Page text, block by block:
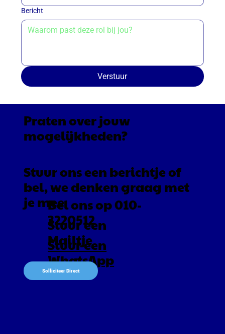
Bericht
Verstuur
Praten over jouw
mogelijkheden?
Stuur een
Mailtje
Stuur ons een berichtje of
bel, we denken graag met
je mee
Stuur een
WhatsApp
Bel ons op 010-
3220512
Solliciteer Direct